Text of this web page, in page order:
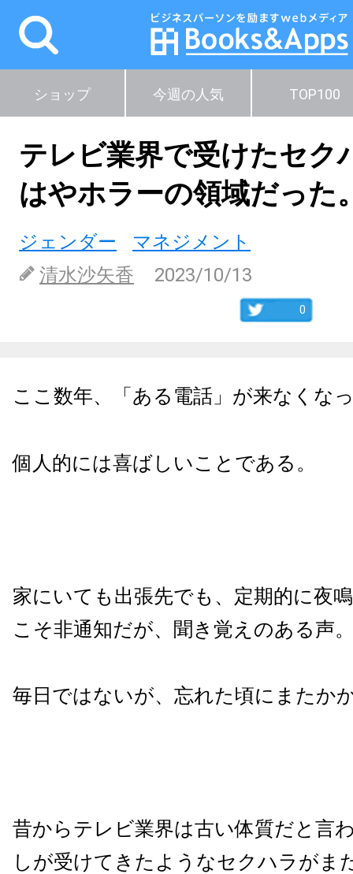
ショップ 今週の人気 TOP100
テレビ業界で受けたセク
はやホラーの領域だった
ジェンダー
マネジメント
清水沙矢香
2023/10/13
0
ここ数年、「ある電話」が来なくな
個人的には喜ばしいことである。
家にいても出張先でも、定期的に夜
こそ非通知だが、聞き覚えのある声
毎日ではないが、忘れた頃にまたか
昔からテレビ業界は古い体質だと言
しが受けてきたようなセクハラがま